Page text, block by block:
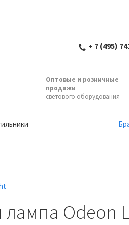
+ 7 (495)
Оптовые и розничные
продажи
светового оборудования
лампа Odeon